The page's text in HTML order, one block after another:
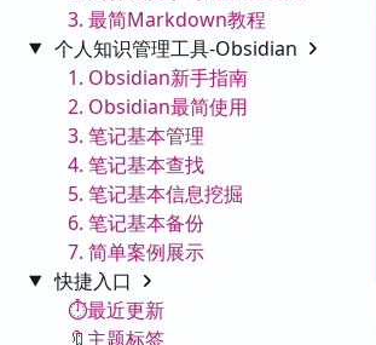
3. 最简Markdown教程
个人知识管理工具-Obsidian
1. Obsidian新手指南
2. Obsidian最简使用
3. 笔记基本管理
4. 笔记基本查找
5. 笔记基本信息挖掘
6. 笔记基本备份
7. 简单案例展示
快捷入口
⏱️最近更新
🔖主题标签